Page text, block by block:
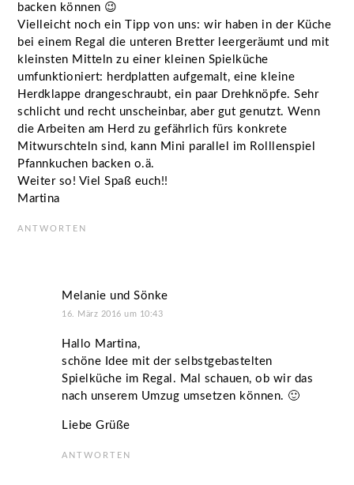
backen können 😉
Vielleicht noch ein Tipp von uns: wir haben in der Küche
bei einem Regal die unteren Bretter leergeräumt und mit
kleinsten Mitteln zu einer kleinen Spielküche
umfunktioniert: herdplatten aufgemalt, eine kleine
Herdklappe drangeschraubt, ein paar Drehknöpfe. Sehr
schlicht und recht unscheinbar, aber gut genutzt. Wenn
die Arbeiten am Herd zu gefährlich fürs konkrete
Mitwurschteln sind, kann Mini parallel im Rolllenspiel
Pfannkuchen backen o.ä.
Weiter so! Viel Spaß euch!!
Martina
ANTWORTEN
Melanie und Sönke
16. März 2016 um 10:43
Hallo Martina,
schöne Idee mit der selbstgebastelten
Spielküche im Regal. Mal schauen, ob wir das
nach unserem Umzug umsetzen können. 🙂
Liebe Grüße
ANTWORTEN